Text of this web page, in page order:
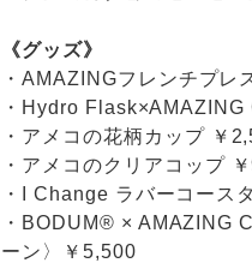
《グッズ》
・AMAZINGフレンチプレ
・Hydro
・アメコの花柄カップ ￥
・アメコのクリアコップ
・I Change ラバーコース
・BODUM® × AMAZING
ーン〉￥5,500